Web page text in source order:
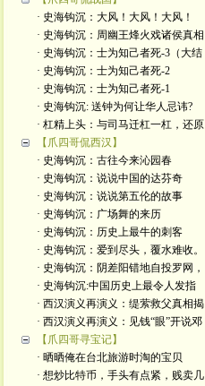
· 史海钩沉：大风！大风！大风！
· 史海钩沉：周幽王烽火戏诸侯真相
· 史海钩沉：士为知己者死-3（大结
· 史海钩沉：士为知己者死-2
· 史海钩沉：士为知己者死-1
· 史海钩沉: 送钟为何让华人忌讳?
· 杠精上头：与司马迁杠一杠，还原
【爪四哥侃西汉】
· 史海钩沉：古往今来沁园春
· 史海钩沉：说说中国的达芬奇
· 史海钩沉：说说第五伦的故事
· 史海钩沉：广场舞的来历
· 史海钩沉：历史上最牛的刺客
· 史海钩沉：爱到尽头，覆水难收。
· 史海钩沉：阴差阳错地自投罗网，
· 史海钩沉:中国历史上最令人发指
· 西汉演义再演义：缇萦救父真相揭
· 西汉演义再演义：见钱“眼”开说邓
【爪四哥寻宝记】
· 晒晒俺在台北旅游时淘的宝贝
· 想炒比特币，手头有点紧，贱卖几